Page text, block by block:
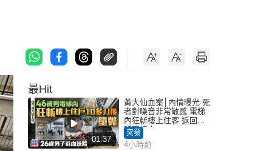
最Hit
01:37
黃大仙血案│內情曝光 死
者對噪音非常敏感 電梯
內狂斬樓上住客 返回住
所墮樓亡
突發
4小時前